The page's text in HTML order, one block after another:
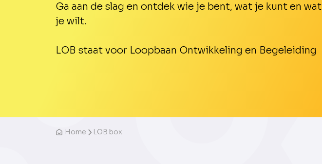
Ga aan de slag en ontdek wie je bent, wat je kunt en wat
je wilt.
LOB staat voor Loopbaan Ontwikkeling en Begeleiding
Home LOB box